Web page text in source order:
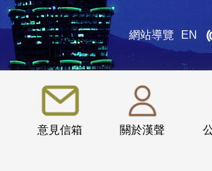
網站導覽 EN
意見信箱 關於漢聲
:::